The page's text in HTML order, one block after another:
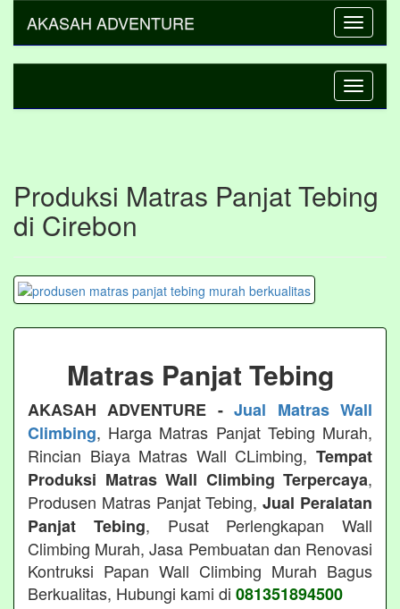
Toggle
AKASAH ADVENTURE
Toggle
Produksi Matras Panjat Tebing
di Cirebon
Matras Panjat Tebing
AKASAH ADVENTURE -Jual Matras Wall
Climbing, Harga Matras Panjat Tebing Murah,
Rincian Biaya Matras Wall CLimbing, Tempat
Produksi Matras Wall Climbing Terpercaya,
Produsen Matras Panjat Tebing,Jual Peralatan
Panjat Tebing, Pusat Perlengkapan Wall
Climbing Murah, Jasa Pembuatan dan Renovasi
Kontruksi Papan Wall Climbing Murah Bagus
Berkualitas, Hubungi kami di 081351894500